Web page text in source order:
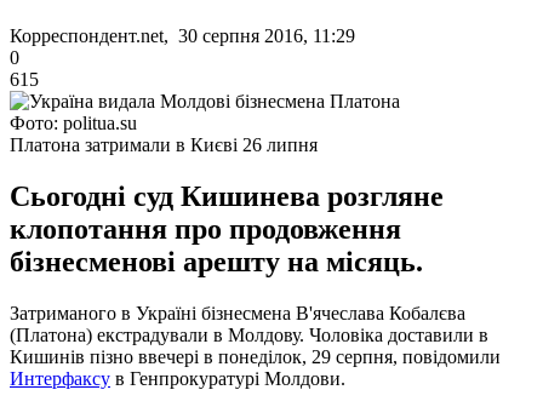
Корреспондент.net, 30 серпня 2016, 11:29
0
615
Фото: politua.su
Платона затримали в Києві 26 липня
Сьогодні суд Кишинева розгляне
клопотання про продовження
бізнесменові арешту на місяць.
Затриманого в Україні бізнесмена В'ячеслава Кобалєва
(Платона) екстрадували в Молдову. Чоловіка доставили в
Кишинів пізно ввечері в понеділок, 29 серпня, повідомили
Интерфаксу в Генпрокуратурі Молдови.